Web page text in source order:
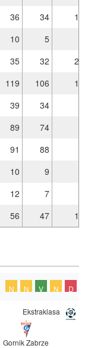
36 34
1
10
5
35 32
2
119 106
1
39
34
89
74
91
88
10
9
12
7
56 47 1
N N V N D
Ekstraklasa
Gornik Zabrze